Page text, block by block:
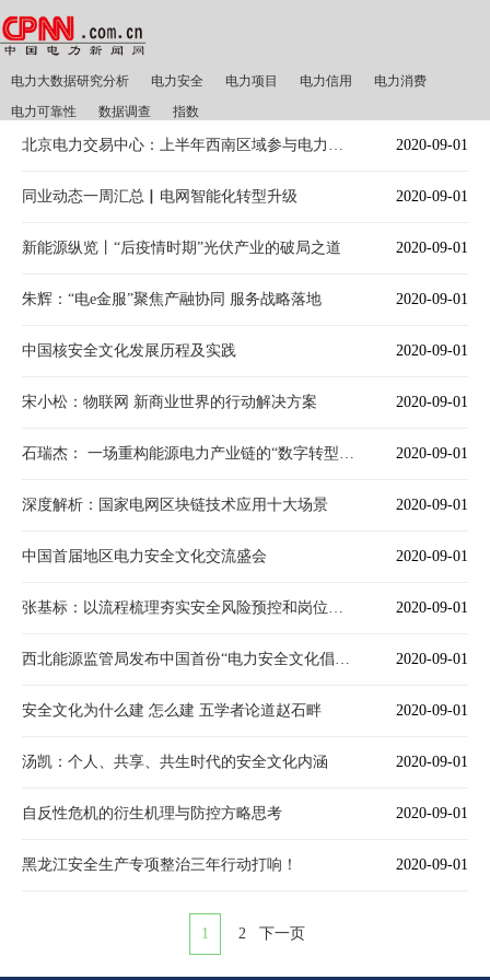
电力大数据研究分析 电力安全 电力项目 电力信用
电力消费
电力可靠性
数据调查 指数
北京电力交易中心：上半年西南区域参与电力交易省间交易电量657.35亿千瓦时 2020-09-01
同业动态一周汇总▏电网智能化转型升级 2020-09-01
新能源纵览丨“后疫情时期”光伏产业的破局之道 2020-09-01
朱辉：“电e金服”聚焦产融协同 服务战略落地 2020-09-01
中国核安全文化发展历程及实践 2020-09-01
宋小松：物联网 新商业世界的行动解决方案 2020-09-01
石瑞杰： 一场重构能源电力产业链的“数字转型实验” 2020-09-01
深度解析：国家电网区块链技术应用十大场景 2020-09-01
中国首届地区电力安全文化交流盛会 2020-09-01
张基标：以流程梳理夯实安全风险预控和岗位责任 2020-09-01
西北能源监管局发布中国首份“电力安全文化倡议书” 2020-09-01
安全文化为什么建 怎么建 五学者论道赵石畔 2020-09-01
汤凯：个人、共享、共生时代的安全文化内涵 2020-09-01
自反性危机的衍生机理与防控方略思考 2020-09-01
黑龙江安全生产专项整治三年行动打响！ 2020-09-01
1 2 下一页